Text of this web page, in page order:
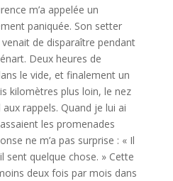
m’a appelée un
paniquée. Son setter
de disparaître pendant
Deux heures de
le vide, et finalement un
kilomètres plus loin, le nez
rappels. Quand je lui ai
les promenades
ne m’a pas surprise : « Il
sent quelque chose. » Cette
deux fois par mois dans